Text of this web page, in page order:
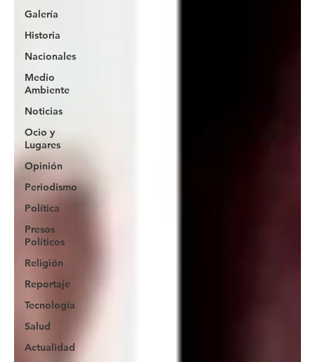
Galería
Historia
Nacionales
Medio
Ambiente
Noticias
Ocio y
Lugares
Opinión
Periodismo
Política
Presos
Políticos
Religión
Reportaje
Tecnología
Salud
Actualidad